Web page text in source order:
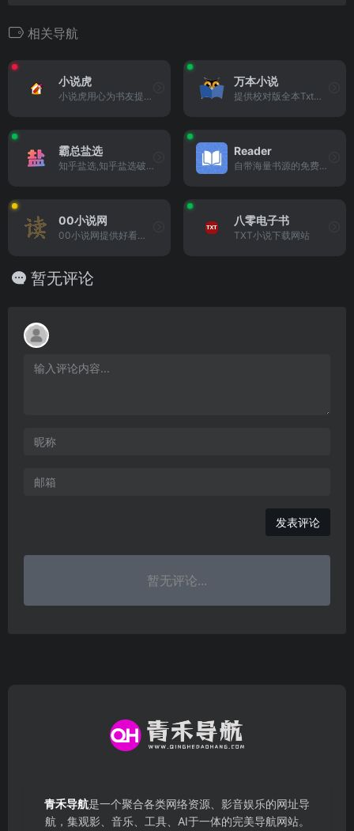
相关导航
小说虎
小说虎用心为书友提供最好的...
万本小说
提供校对版全本Txt小说下载的...
霸总盐选
知乎盐选,知乎盐选破解,知乎...
Reader
自带海量书源的免费、开源阅...
00小说网
00小说网提供好看的小说阅读...
八零电子书
TXT小说下载网站
暂无评论
发表评论
暂无评论...
青禾导航是一个聚合各类网络资源、影音娱乐的网址导
航，集观影、音乐、工具、AI于一体的完美导航网站。